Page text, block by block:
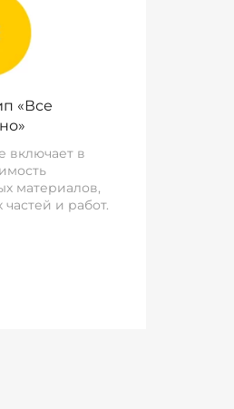
«Все
включает в
материалов,
частей и работ.